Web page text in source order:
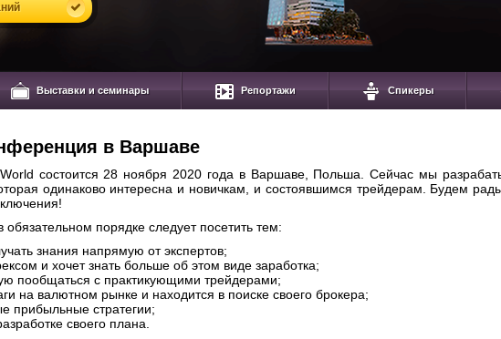
Выставки и семинары Репортажи Спикеры
в Варшаве
состоится 28 ноября 2020 года в Варшаве, Польша. Сейчас мы
одинаково интересна и новичкам, и состоявшимся трейдерам. Будем
порядке следует посетить тем:
знания напрямую от экспертов;
и хочет знать больше об этом виде заработка;
пообщаться с практикующими трейдерами;
на валютном рынке и находится в поиске своего брокера;
прибыльные стратегии;
своего плана.